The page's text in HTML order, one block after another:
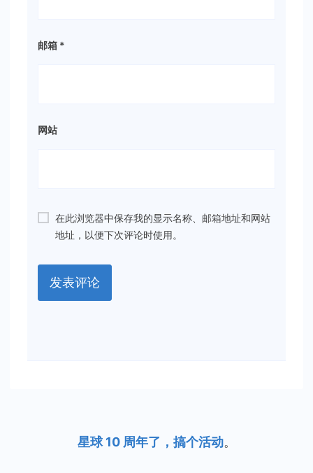
邮箱 *
网站
在此浏览器中保存我的显示名称、邮箱地址和网站
地址，以便下次评论时使用。
星球 10 周年了，搞个活动。